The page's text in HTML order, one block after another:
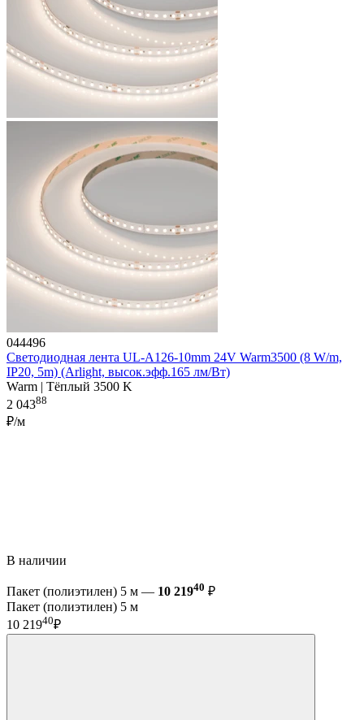
044496
Светодиодная лента UL-A126-10mm 24V Warm3500 (8 W/m,
IP20, 5m) (Arlight, высок.эфф.165 лм/Вт)
Warm | Тёплый 3500 K
2 04388
₽/м
В наличии
Пакет (полиэтилен) 5 м — 10 21940 ₽
Пакет (полиэтилен) 5 м
10 21940₽